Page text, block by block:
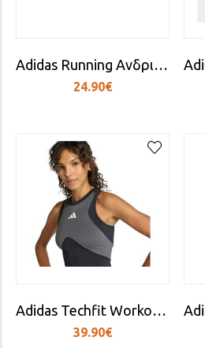
Adidas Running Ανδρικό Τσαντάκι Μέσης για Τρέξιμο Μαύρο
24.90€
Adidas Techfit Workout Color Block Tanktop Damen
39.90€